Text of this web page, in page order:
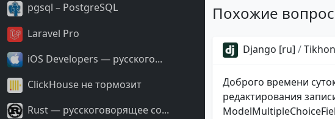
pgsql – PostgreSQL
Laravel Pro
iOS Developers — русского...
ClickHouse не тормозит
Rust — русскоговорящее со...
Похожие
Django [ru] /
Доброго времени
редактирования